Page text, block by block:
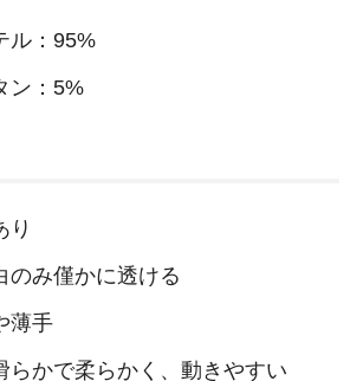
ル：95%
ン：5%
り
のみ僅かに透ける
薄手
らかで柔らかく、動きやすい